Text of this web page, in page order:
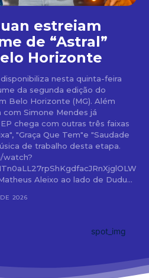
estreiam
de “Astral”
Horizonte
nesta quinta-feira
da segunda edição do
Belo Horizonte (MG). Além
com Simone Mendes já
chega com outras três faixas
"Graça Que Tem"e "Saudade
de trabalho desta etapa.
watch?
Matheus Aleixo ao lado de Dudu...
2026